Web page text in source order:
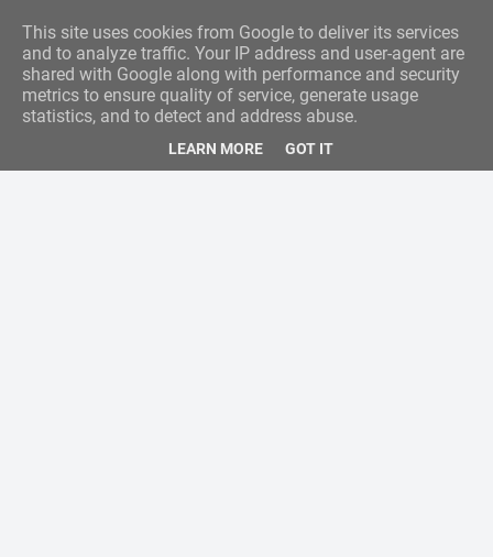
This site uses cookies from Google to deliver its services
and to analyze traffic. Your IP address and user-agent are
shared with Google along with performance and security
metrics to ensure quality of service, generate usage
statistics, and to detect and address abuse.
LEARN MORE GOT IT